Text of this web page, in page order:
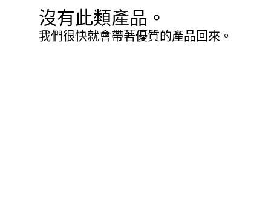
沒有此類產品。
我們很快就會帶著優質的產品回來。